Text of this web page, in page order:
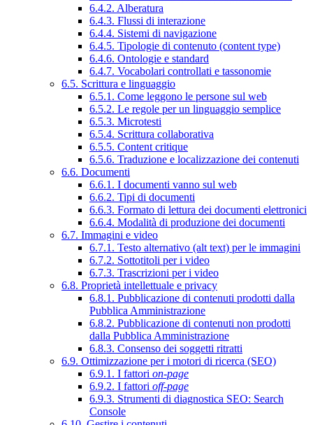
6.4.2. Alberatura
6.4.3. Flussi di interazione
6.4.4. Sistemi di navigazione
6.4.5. Tipologie di contenuto (content type)
6.4.6. Ontologie e standard
6.4.7. Vocabolari controllati e tassonomie
6.5. Scrittura e linguaggio
6.5.1. Come leggono le persone sul web
6.5.2. Le regole per un linguaggio semplice
6.5.3. Microtesti
6.5.4. Scrittura collaborativa
6.5.5. Content critique
6.5.6. Traduzione e localizzazione dei contenuti
6.6. Documenti
6.6.1. I documenti vanno sul web
6.6.2. Tipi di documenti
6.6.3. Formato di lettura dei documenti elettronici
6.6.4. Modalità di produzione dei documenti
6.7. Immagini e video
6.7.1. Testo alternativo (alt text) per le immagini
6.7.2. Sottotitoli per i video
6.7.3. Trascrizioni per i video
6.8. Proprietà intellettuale e privacy
6.8.1. Pubblicazione di contenuti prodotti dalla
Pubblica Amministrazione
6.8.2. Pubblicazione di contenuti non prodotti
dalla Pubblica Amministrazione
6.8.3. Consenso dei soggetti ritratti
6.9. Ottimizzazione per i motori di ricerca (SEO)
6.9.1. I fattori on-page
6.9.2. I fattori off-page
6.9.3. Strumenti di diagnostica SEO: Search
Console